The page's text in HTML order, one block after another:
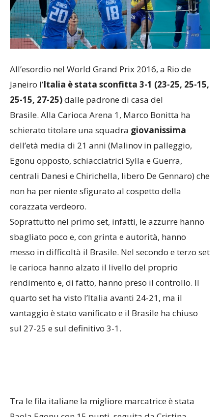
All’esordio nel World Grand Prix 2016, a Rio de
Janeiro l’Italia è stata sconfitta 3-1 (23-25, 25-15,
25-15, 27-25)dalle padrone di casa del
Brasile. Alla Carioca Arena 1, Marco Bonitta ha
schierato titolare una squadra giovanissima
dell’età media di 21 anni (Malinov in palleggio,
Egonu opposto, schiacciatrici Sylla e Guerra,
centrali Danesi e Chirichella, libero De Gennaro) che
non ha per niente sfigurato al cospetto della
corazzata verdeoro.
Soprattutto nel primo set, infatti, le azzurre hanno
sbagliato poco e, con grinta e autorità, hanno
messo in difficoltà il Brasile. Nel secondo e terzo set
le carioca hanno alzato il livello del proprio
rendimento e, di fatto, hanno preso il controllo. Il
quarto set ha visto l’Italia avanti 24-21, ma il
vantaggio è stato vanificato e il Brasile ha chiuso
sul 27-25 e sul definitivo 3-1.
Paola Egonu con 15 punti, seguita da Cristina